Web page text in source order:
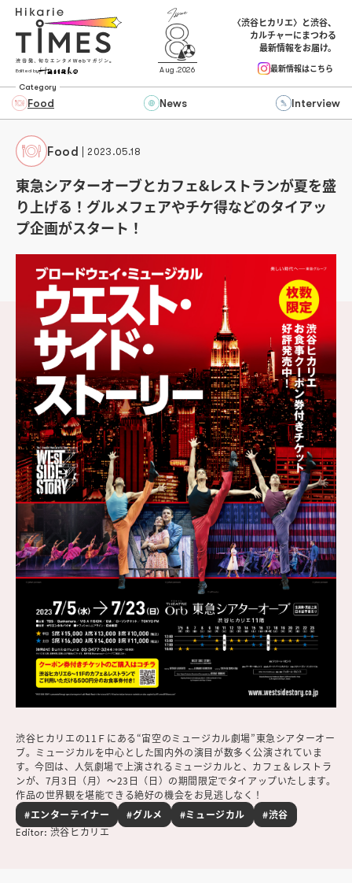
Edited by Aug.2026
〈渋谷ヒカリエ〉と渋谷、
カルチャーにまつわる
最新情報をお届け。
最新情報はこちら
Category
Food News Interview
Food 2023.05.18
東急シアターオーブとカフェ&レストランが夏を盛
り上げる！グルメフェアやチケ得などのタイアッ
プ企画がスタート！
渋谷ヒカリエの11Ｆにある“宙空のミュージカル劇場”東急シアターオー
ブ。ミュージカルを中心とした国内外の演目が数多く公演されていま
す。今回は、人気劇場で上演されるミュージカルと、カフェ＆レストラ
ンが、7月3日（月）〜23日（日）の期間限定でタイアップいたします。
作品の世界観を堪能できる絶好の機会をお見逃しなく！
#エンターテイナー
#グルメ #ミュージカル #渋谷
Editor:渋谷ヒカリエ